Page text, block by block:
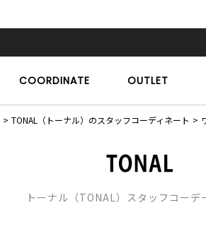
COORDINATE OUTLET
TONAL（トーナル）のスタッフコーディネート
トーナル（TONAL）スタッフコーデ